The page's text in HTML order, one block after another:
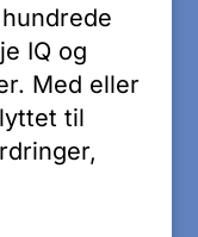
IQ og
Med eller
til